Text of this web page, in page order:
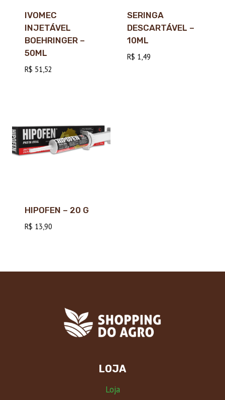
IVOMEC
INJETÁVEL
BOEHRINGER –
50ML
R$ 51,52
SERINGA
DESCARTÁVEL –
10ML
R$ 1,49
HIPOFEN – 20 G
R$ 13,90
LOJA
Loja